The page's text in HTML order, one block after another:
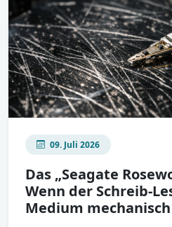
09. Juli 2026
Das „Seagate
Wenn der Schreib-
Medium